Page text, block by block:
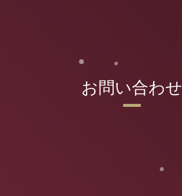
お問い合わせ